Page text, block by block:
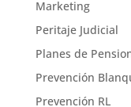
Marketing
Peritaje Judicial
Planes de
Prevención
Prevención RL